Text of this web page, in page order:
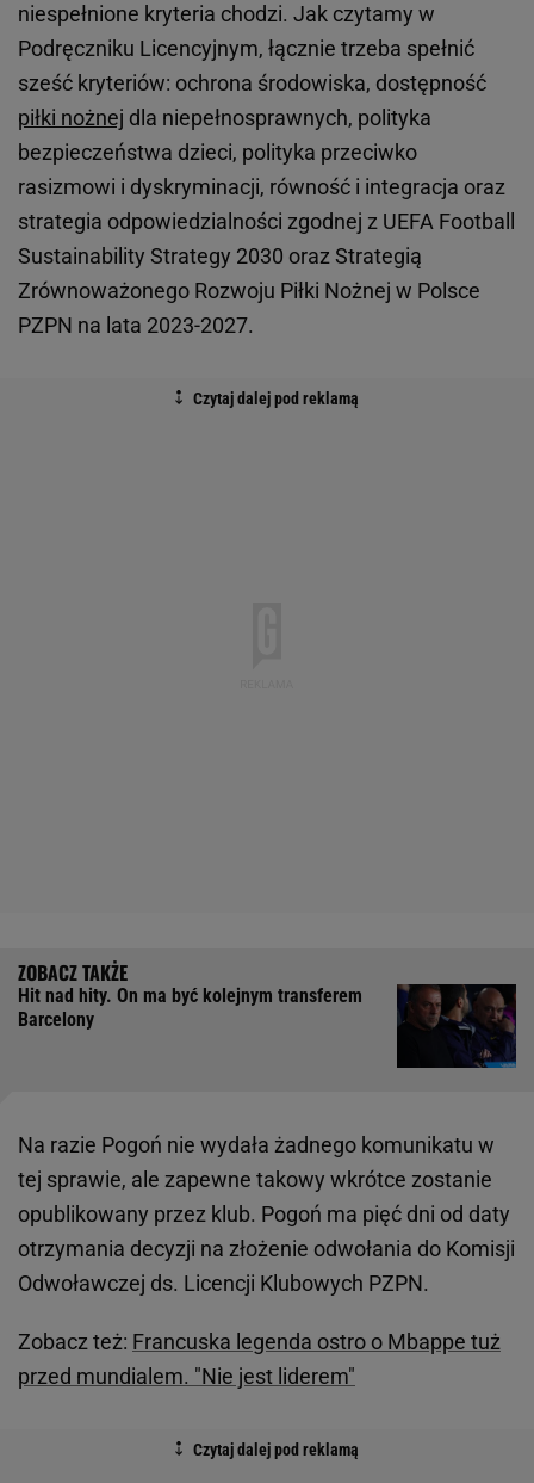
niespełnione kryteria chodzi. Jak czytamy w
Podręczniku Licencyjnym, łącznie trzeba spełnić
sześć kryteriów: ochrona środowiska, dostępność
piłki nożnej dla niepełnosprawnych, polityka
bezpieczeństwa dzieci, polityka przeciwko
rasizmowi i dyskryminacji, równość i integracja oraz
strategia odpowiedzialności zgodnej z UEFA Football
Sustainability Strategy 2030 oraz Strategią
Zrównoważonego Rozwoju Piłki Nożnej w Polsce
PZPN na lata 2023-2027.
Hit nad hity. On ma być kolejnym transferem
Barcelony
Na razie Pogoń nie wydała żadnego komunikatu w
tej sprawie, ale zapewne takowy wkrótce zostanie
opublikowany przez klub. Pogoń ma pięć dni od daty
otrzymania decyzji na złożenie odwołania do Komisji
Odwoławczej ds. Licencji Klubowych PZPN.
Zobacz też: Francuska legenda ostro o Mbappe tuż
przed mundialem. "Nie jest liderem"